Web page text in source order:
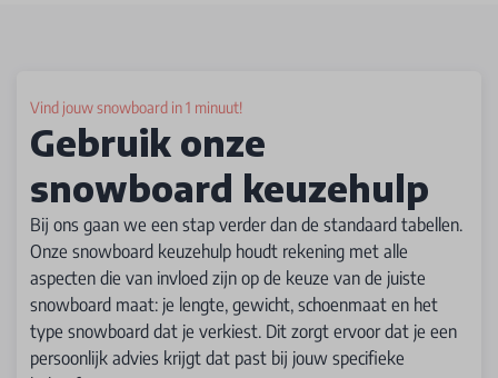
Vind jouw snowboard in 1 minuut!
Gebruik onze
snowboard keuzehulp
Bij ons gaan we een stap verder dan de standaard tabellen.
Onze snowboard keuzehulp houdt rekening met alle
aspecten die van invloed zijn op de keuze van de juiste
snowboard maat: je lengte, gewicht, schoenmaat en het
type snowboard dat je verkiest. Dit zorgt ervoor dat je een
persoonlijk advies krijgt dat past bij jouw specifieke